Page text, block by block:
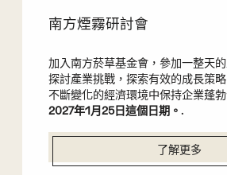
南方煙霧研討會
加入南方菸草基金會，參加一整天
探討產業挑戰，探索有效的成長策
不斷變化的經濟環境中保持企業蓬
2027年1月25日這個日期。 .
了解更多